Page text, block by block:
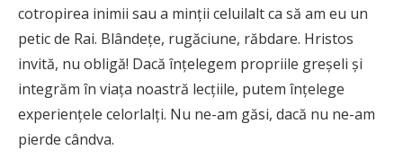
cotropirea inimii sau a minții celuilalt ca să am eu un
petic de Rai. Blândețe, rugăciune, răbdare. Hristos
invită, nu obligă! Dacă înțelegem propriile greșeli și
integrăm în viața noastră lecțiile, putem înțelege
experiențele celorlalți. Nu ne-am găsi, dacă nu ne-am
pierde cândva.